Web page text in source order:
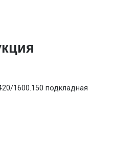
1600.150 подкладная